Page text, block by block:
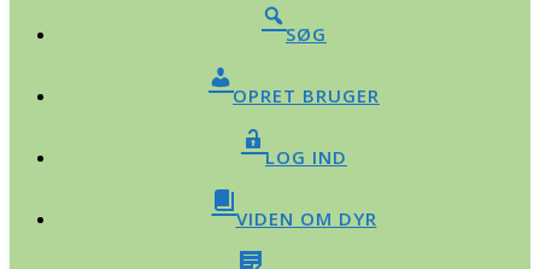
SØG
OPRET BRUGER
LOG IND
VIDEN OM DYR